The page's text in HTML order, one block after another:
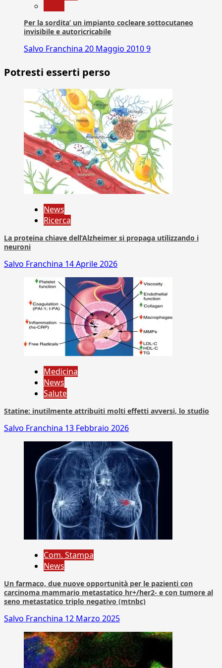
Per la sordita’ un impianto cocleare sottocutaneo
invisibile e autoricricabile
Salvo Franchina 20 Maggio 20109
Potresti esserti perso
News
Ricerca
La proteina chiave dell’Alzheimer si propaga utilizzando i
neuroni
Salvo Franchina 14 Aprile 2026
Medicina
News
Salute
Statine: inutilmente attribuiti molti effetti avversi, lo studio
Salvo Franchina 13 Febbraio 2026
Com. Stampa
News
Un farmaco, due nuove opportunità per le pazienti con
carcinoma mammario metastatico hr+/her2- e con tumore al
seno metastatico triplo negativo (mtnbc)
Salvo Franchina 12 Marzo 2025